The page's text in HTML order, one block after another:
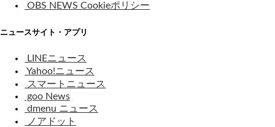
OBS NEWS Cookieポリシー
ニュースサイト・アプリ
LINEニュース
Yahoo!ニュース
スマートニュース
goo News
dmenu ニュース
ノアドット